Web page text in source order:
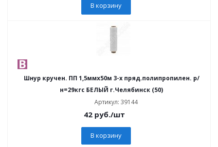
В корзину
Шнур кручен. ПП 1,5ммх50м 3-х пряд.полипропилен. р/
н=29кгс БЕЛЫЙ г.Челябинск (50)
Артикул: 39144
42руб./шт
В корзину